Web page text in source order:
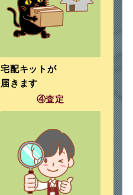
宅配キットが
届きます
④査定